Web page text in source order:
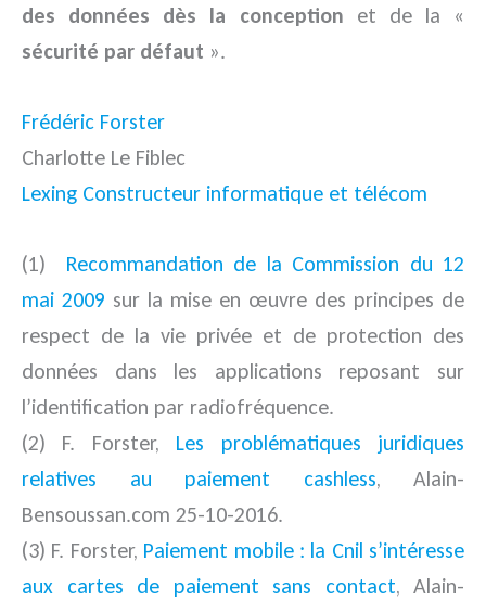
des données dès la conception et de la «
sécurité par défaut ».
Frédéric Forster
Charlotte Le Fiblec
Lexing Constructeur informatique et télécom
(1) Recommandation de la Commission du 12
mai 2009 sur la mise en œuvre des principes de
respect de la vie privée et de protection des
données dans les applications reposant sur
l’identification par radiofréquence.
(2) F. Forster, Les problématiques juridiques
relatives au paiement cashless, Alain-
Bensoussan.com 25-10-2016.
(3) F. Forster, Paiement mobile : la Cnil s’intéresse
aux cartes de paiement sans contact, Alain-